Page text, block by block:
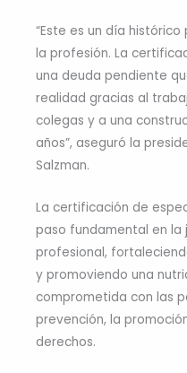
“Este es un día
la profesión. La
una deuda pendiente
realidad gracias al
colegas y a una
años”, aseguró la
Salzman.
La certificación de
paso fundamental en la
profesional,
y promoviendo una
comprometida con las
prevención, la
derechos.